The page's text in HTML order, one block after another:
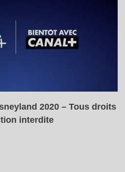
2020 – Tous droits
interdite